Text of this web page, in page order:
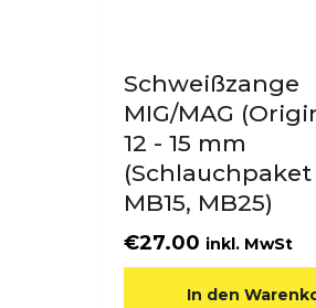
Schweißzange
MIG/MAG
12 - 15 mm
(Schlauchpaket
MB15, MB25)
€27.00 inkl. MwSt
In den